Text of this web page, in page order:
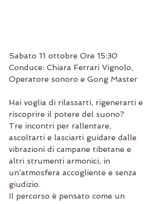
Sabato 11 ottobre Ore 15:30
Conduce: Chiara Ferrari Vignolo,
Operatore sonoro e Gong Master
Hai voglia di rilassarti, rigenerarti e
riscoprire il potere del suono?
Tre incontri per rallentare,
ascoltarti e lasciarti guidare dalle
vibrazioni di campane tibetane e
altri strumenti armonici, in
un’atmosfera accogliente e senza
giudizio.
Il percorso è pensato come un